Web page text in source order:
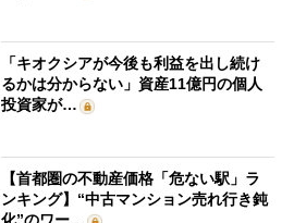
「キオクシアが今後も利益を出し続け
るかは分からない」資産11億円の個人
投資家が…
【首都圏の不動産価格「危ない駅」ラ
ンキング】“中古マンション売れ行き鈍